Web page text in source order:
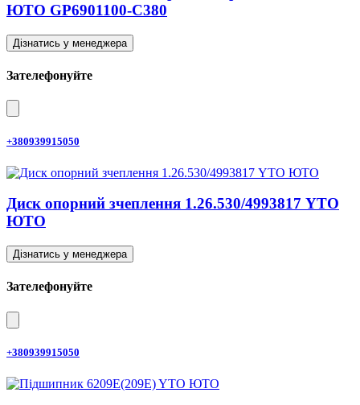
ЮТО GP6901100-C380
Дізнатись у менеджера
Зателефонуйте
+380939915050
Диск опорний зчеплення 1.26.530/4993817 YTO
ЮТО
Дізнатись у менеджера
Зателефонуйте
+380939915050